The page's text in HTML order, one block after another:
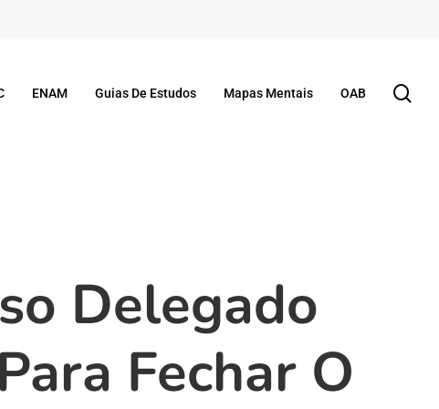
ENAM Guias De Estudos Mapas Mentais OAB
Delegado
Fechar O